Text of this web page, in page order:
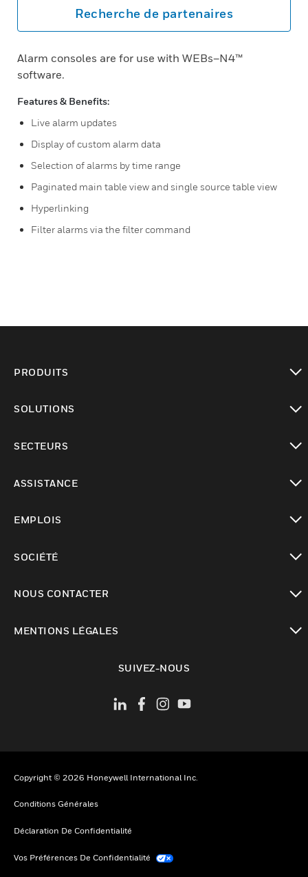
Recherche de partenaires
Alarm consoles are for use with WEBs–N4™
software.
Features & Benefits:
Live alarm updates
Display of custom alarm data
Selection of alarms by time range
Paginated main table view and single source table view
Hyperlinking
Filter alarms via the filter command
PRODUITS
SOLUTIONS
SECTEURS
ASSISTANCE
EMPLOIS
SOCIÉTÉ
NOUS CONTACTER
MENTIONS LÉGALES
SUIVEZ-NOUS
Copyright © 2026 Honeywell International Inc.
Conditions Générales
Déclaration De Confidentialité
Vos Préférences De Confidentialité